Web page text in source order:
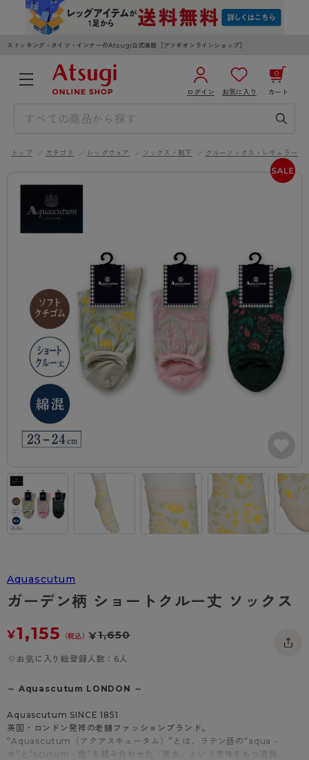
ストッキング・タイツ・インナーのAtsugi公式通販［アツギオンラインショップ］
ログイン お気に入り カート
0
3,980円以上のご購入で送料無料
MEN KIDS
カテゴリから探す
レッグウェア
ストッキング
- 無地ストッキング
- 柄ストッキング
- ショート丈ストッキング
- 着圧ストッキング
- パンティ部レスストッキング
- 柄タイツ
- ひざ下丈タイツ
- 着圧タイツ
ソックス・靴下
レギンス・スパッツ
インナーウェア
ブラジャー
- ノンワイヤーブラ
- ワイヤーブラ
- ブラトップ
ショーツ
- レギュラーショーツ
- ガードル・補正ショーツ
肌着・インナー
- 長袖（七分袖以上）
- タンクトップ
- カップ付きインナー
ライフスタイルウェア
ボトムス
トップス
ルームウェア・パジャマ
アクティブ・スポーツ
- スポーツブラ
- スポーツボトムス
雑貨・小物
レッグウエア
ソックス・靴下
クルー・レギュラー丈ソックス
スニーカー丈・くるぶし丈ソックス
ハイソックス
インナーウエア
メンズパンツ
ボクサー
トランクス
Tバック・ビキニ
肌着・インナー
ライフスタイルウェア
ボトムス
トップス
ルームウェア・パジャマ
レッグウエア
タイツ
ソックス・靴下
クルー・レギュラー丈ソックス
スニーカー丈・くるぶし丈ソックス
ハイソックス
スクールソックス
インナーウエア
ブラジャー
ノンワイヤーブラ
ワイヤーブラ
スポーツブラ
ショーツ
レギュラーショーツ
ボクサー
ブランドから探す
AZGI
アスティーグ
クリアビューティアクティブ
フェイクタイツ
hotto comfort
BT
スクールタイム
みんなの、みんなの。
CLINICAL
ハイジュニ
商品選びのお手伝い
お悩み別ガードル
私に似合う、ストッキング選び
タイツの選び方
ご利用ガイド
はじめての方へ
よくある質問（FAQ）
お支払い方法について
配送方法について
返品・交換について
お問い合わせについて
トップ カテゴリ レッグウェア ソックス・靴下 クルーソックス・レギュラーソ
Aquascutum
ガーデン柄 ショートクルー丈 ソックス
¥1,155 （税込） ¥1,650
お気に入り総登録人数：6人
～ Aquascutum LONDON ～
Aquascutum SINCE 1851
英国・ロンドン発祥の老舗ファッションブランド。
“Aquascutum（アクアスキュータム）”とは、ラテン語の“aqua－
水”と“scutum－盾”を組み合わせた「防水」という意味をもつ造語。